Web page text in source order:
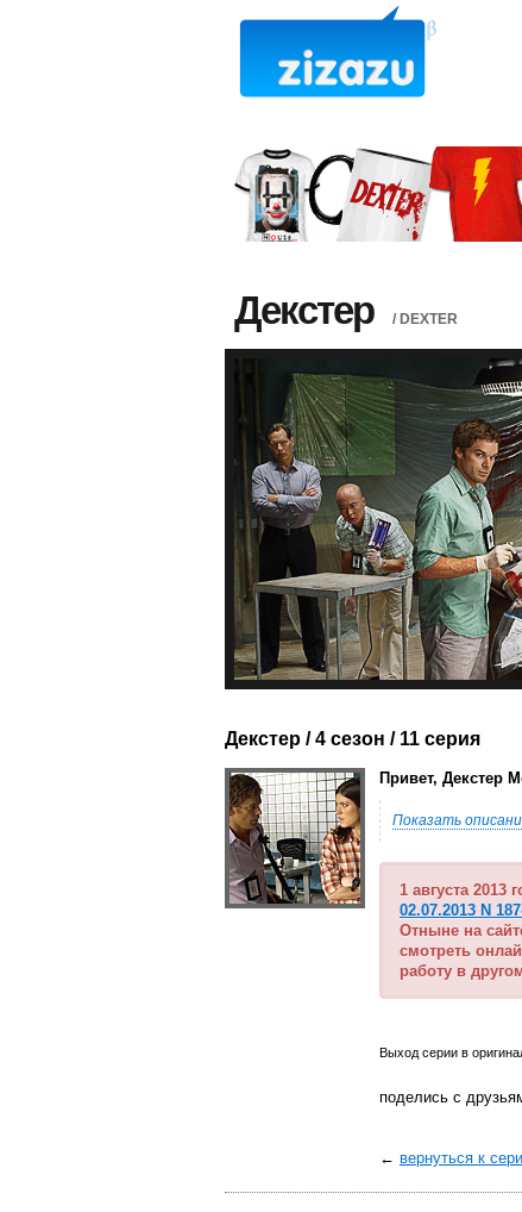
Декстер / DEXTER
Декстер / 4 сезон / 11 серия
Привет, Декстер
Показать
1 августа 2013
02.07.2013 N
Отныне на
смотреть
работу в
Выход серии в
поделись с
← вернуться к